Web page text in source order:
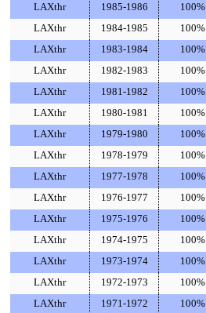
LAXthr 1985-1986 100%
LAXthr 1984-1985 100%
LAXthr 1983-1984 100%
LAXthr 1982-1983 100%
LAXthr 1981-1982 100%
LAXthr 1980-1981 100%
LAXthr 1979-1980 100%
LAXthr 1978-1979 100%
LAXthr 1977-1978 100%
LAXthr 1976-1977 100%
LAXthr 1975-1976 100%
LAXthr 1974-1975 100%
LAXthr 1973-1974 100%
LAXthr 1972-1973 100%
LAXthr 1971-1972 100%